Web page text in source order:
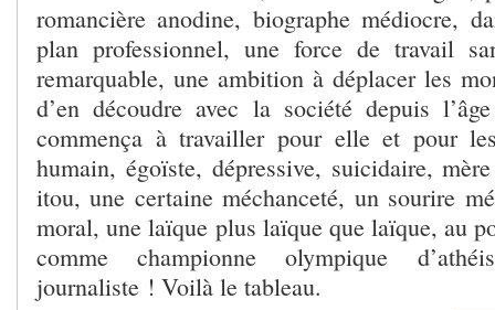
romancière anodine, biographe médiocre,
plan professionnel, une force de travail
remarquable, une ambition à déplacer les
d’en découdre avec la société depuis
commença à travailler pour elle et pour
humain, égoïste, dépressive, suicidaire,
itou, une certaine méchanceté, un sourire
moral, une laïque plus laïque que laïque, au
comme championne olympique
journaliste ! Voilà le tableau.